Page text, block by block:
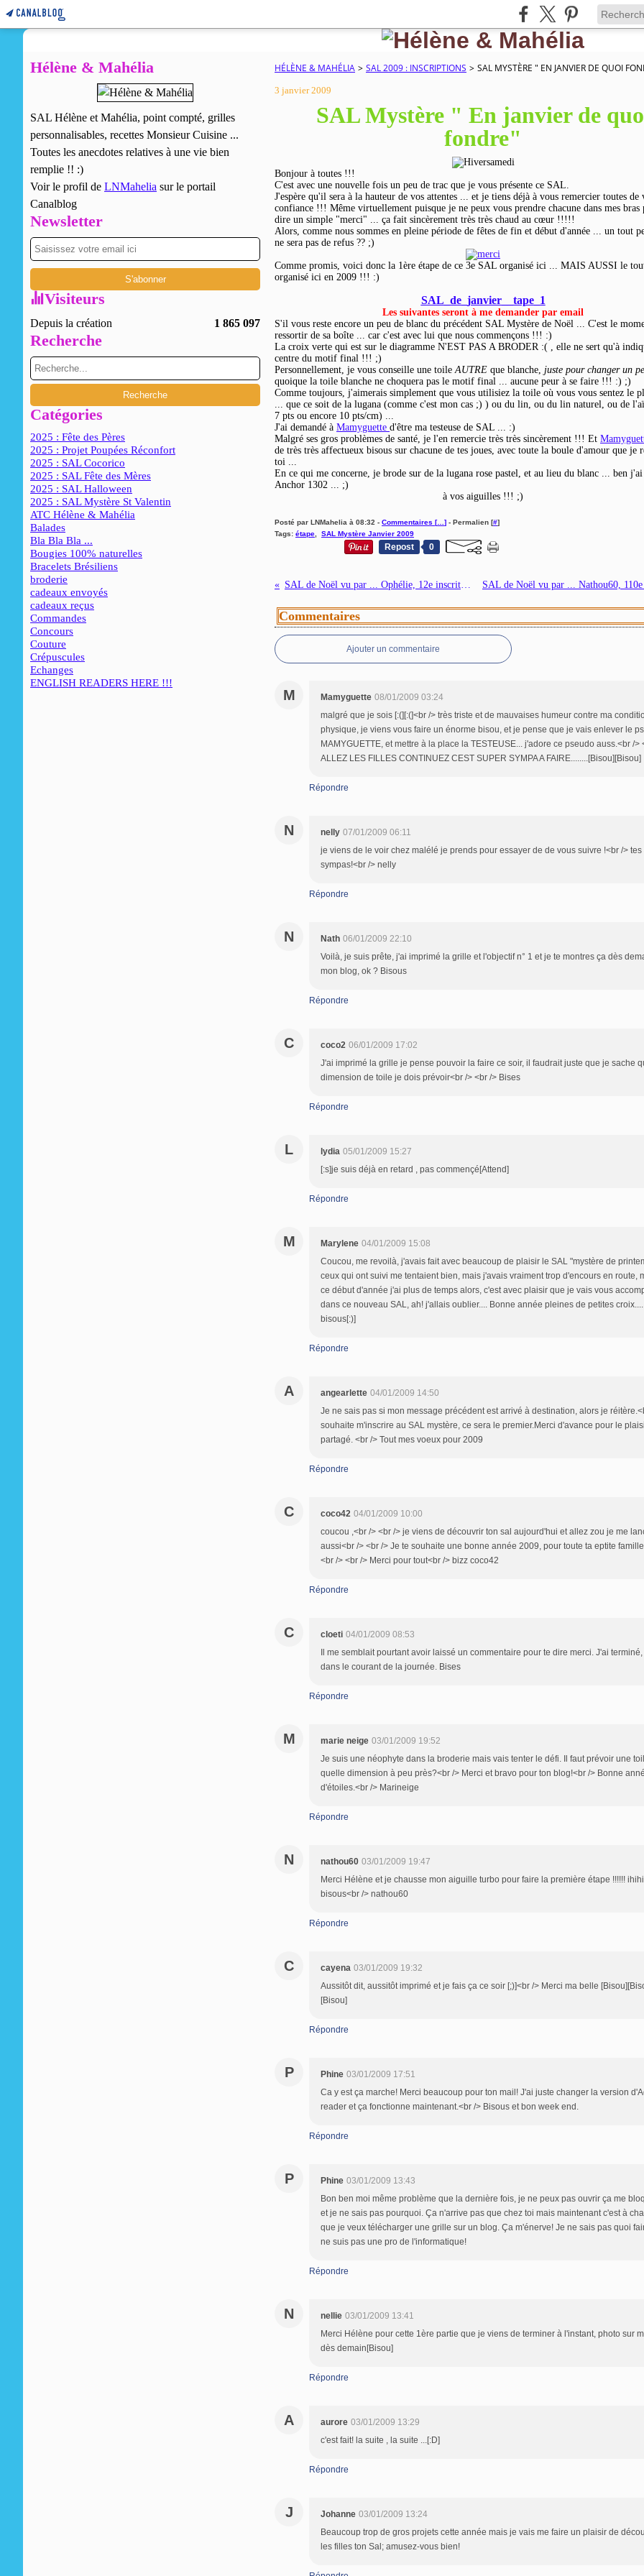
Hélène & Mahélia
SAL Hélène et Mahélia, point compté, grilles
personnalisables, recettes Monsieur Cuisine ...
Toutes les anecdotes relatives à une vie bien
remplie !! :)
Voir le profil de LNMahelia sur le portail
Canalblog
Newsletter
Visiteurs
Depuis la création 1 865 097
Recherche
Catégories
2025 : Fête des Pères
2025 : Projet Poupées Réconfort
2025 : SAL Cocorico
2025 : SAL Fête des Mères
2025 : SAL Halloween
2025 : SAL Mystère St Valentin
ATC Hélène & Mahélia
Balades
Bla Bla Bla ...
Bougies 100% naturelles
Bracelets Brésiliens
broderie
cadeaux envoyés
cadeaux reçus
Commandes
Concours
Couture
Crépuscules
Echanges
ENGLISH READERS HERE !!!
HÉLÈNE & MAHÉLIA > SAL 2009 : INSCRIPTIONS > SAL MYSTÈRE " EN JANVIER DE QUOI
3 janvier 2009
SAL Mystère " En janvier de
fondre"
Bonjour à toutes !!!
C'est avec une nouvelle fois un peu de trac que je vous présente ce SAL.
J'espère qu'il sera à la hauteur de vos attentes ... et je tiens déjà à vous remercier toutes de
confiance !!! Même virtuellement puisque je ne peux vous prendre chacune dans mes bras
dire un simple "merci" ... ça fait sincèrement très très chaud au cœur !!!!!
Alors, comme nous sommes en pleine période de fêtes de fin et début d'année ... un tout
ne sera pas de refus ?? ;)
Comme promis, voici donc la 1ère étape de ce 3e SAL organisé ici ... MAIS AUSSI le
organisé ici en 2009 !!! :)
SAL_de_janvier__tape_1
Les suivantes seront à me demander par email
S'il vous reste encore un peu de blanc du précédent SAL Mystère de Noël ... C'est le
ressortir de sa boîte ... car c'est avec lui que nous commençons !!! :)
La croix verte qui est sur le diagramme N'EST PAS A BRODER :( , elle ne sert qu'à
centre du motif final !!! ;)
Personnellement, je vous conseille une toileAUTRE que blanche, juste pour changer un
quoique la toile blanche ne choquera pas le motif final ... aucune peur à se faire !!! :) ;)
Comme toujours, j'aimerais simplement que vous utilisiez la toile où vous vous sentez le
... que ce soit de la lugana (comme c'est mon cas ;) ) ou du lin, ou du lin naturel, ou de
7 pts ou encore 10 pts/cm) ...
J'ai demandé à Mamyguette d'être ma testeuse de SAL ... :)
Malgré ses gros problèmes de santé, je l'en remercie très très sincèrement !!! Et
de très très affectueux bisous sur chacune de tes joues, avec toute la boule d'amour que je
toi ...
En ce qui me concerne, je brode sur de la lugana rose pastel, et au lieu du blanc ... ben
Anchor 1302 ... ;)
à vos aiguilles !!! ;)
Posté par LNMahelia à 08:32 - Commentaires [… ] - Permalien [#]
Tags: étape SAL Mystère Janvier 2009
Repost 0
SAL de Noël vu par ... Ophélie, 12e inscrite !!
Commentaires
Ajouter un commentaire
M Mamyguette 08/01/2009 03:24
malgré que je sois [:(][:(]<br /> très triste et de mauvaises humeur contre ma
physique, je viens vous faire un énorme bisou, et je pense que je vais enlever le
MAMYGUETTE, et mettre à la place la TESTEUSE... j'adore ce pseudo auss.<br />
ALLEZ LES FILLES CONTINUEZ CEST SUPER SYMPA A FAIRE........[Bisou][Bisou]
Répondre
N nelly 07/01/2009 06:11
je viens de le voir chez malélé je prends pour essayer de de vous suivre !<br /> tes
sympas!<br /> nelly
Répondre
N Nath 06/01/2009 22:10
Voilà, je suis prête, j'ai imprimé la grille et l'objectif n° 1 et je te montres ça dès
mon blog, ok ? Bisous
Répondre
C coco2 06/01/2009 17:02
J'ai imprimé la grille je pense pouvoir la faire ce soir, il faudrait juste que je sache
dimension de toile je dois prévoir<br /> <br /> Bises
Répondre
L lydia 05/01/2009 15:27
[:s]je suis déjà en retard , pas commençé[Attend]
Répondre
M Marylene 04/01/2009 15:08
Coucou, me revoilà, j'avais fait avec beaucoup de plaisir le SAL "mystère de
ceux qui ont suivi me tentaient bien, mais j'avais vraiment trop d'encours en route,
ce début d'année j'ai plus de temps alors, c'est avec plaisir que je vais vous
dans ce nouveau SAL, ah! j'allais oublier.... Bonne année pleines de petites
bisous[:)]
Répondre
A angearlette 04/01/2009 14:50
Je ne sais pas si mon message précédent est arrivé à destination, alors je
souhaite m'inscrire au SAL mystère, ce sera le premier.Merci d'avance pour le
partagé. <br /> Tout mes voeux pour 2009
Répondre
C coco42 04/01/2009 10:00
coucou ,<br /> <br /> je viens de découvrir ton sal aujourd'hui et allez zou je me
aussi<br /> <br /> Je te souhaite une bonne année 2009, pour toute ta eptite
<br /> <br /> Merci pour tout<br /> bizz coco42
Répondre
C cloeti 04/01/2009 08:53
Il me semblait pourtant avoir laissé un commentaire pour te dire merci. J'ai
dans le courant de la journée. Bises
Répondre
M marie neige 03/01/2009 19:52
Je suis une néophyte dans la broderie mais vais tenter le défi. Il faut prévoir une
quelle dimension à peu près?<br /> Merci et bravo pour ton blog!<br /> Bonne
d'étoiles.<br /> Marineige
Répondre
N nathou60 03/01/2009 19:47
Merci Hélène et je chausse mon aiguille turbo pour faire la première étape !!!!!!
bisous<br /> nathou60
Répondre
C cayena 03/01/2009 19:32
Aussitôt dit, aussitôt imprimé et je fais ça ce soir [;)]<br /> Merci ma belle
[Bisou]
Répondre
P Phine 03/01/2009 17:51
Ca y est ça marche! Merci beaucoup pour ton mail! J'ai juste changer la version
reader et ça fonctionne maintenant.<br /> Bisous et bon week end.
Répondre
P Phine 03/01/2009 13:43
Bon ben moi même problème que la dernière fois, je ne peux pas ouvrir ça me
et je ne sais pas pourquoi. Ça n'arrive pas que chez toi mais maintenant c'est à
que je veux télécharger une grille sur un blog. Ça m'énerve! Je ne sais pas quoi
ne suis pas une pro de l'informatique!
Répondre
N nellie 03/01/2009 13:41
Merci Hélène pour cette 1ère partie que je viens de terminer à l'instant, photo sur
dès demain[Bisou]
Répondre
A aurore 03/01/2009 13:29
c'est fait! la suite , la suite ...[:D]
Répondre
J Johanne 03/01/2009 13:24
Beaucoup trop de gros projets cette année mais je vais me faire un plaisir de
les filles ton Sal; amusez-vous bien!